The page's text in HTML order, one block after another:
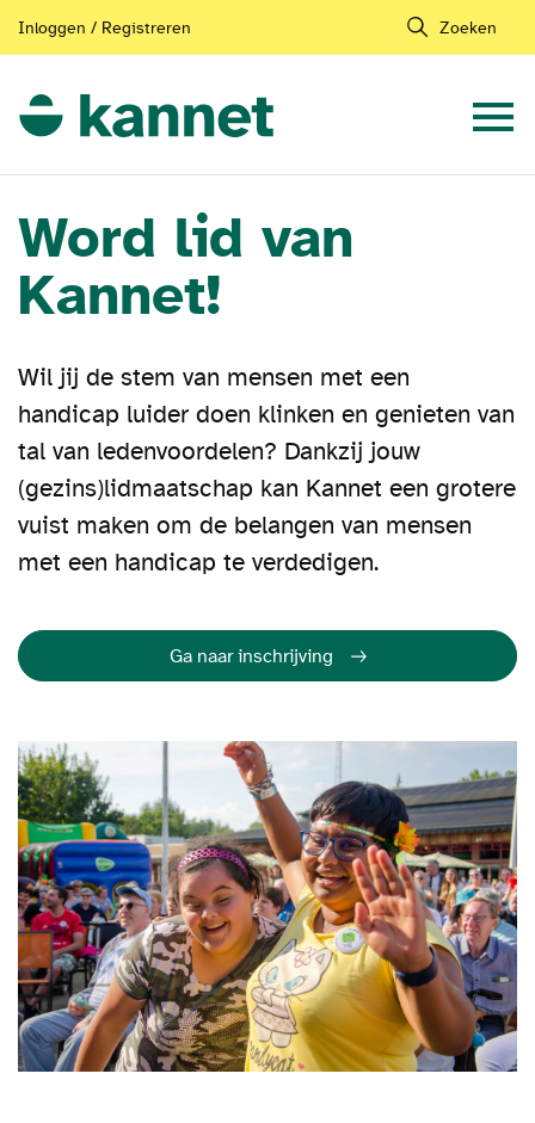
Inloggen / Registreren Zoeken
Word lid van
Kannet!
Wil jij de stem van mensen met een
handicap luider doen klinken en genieten van
tal van ledenvoordelen? Dankzij jouw
(gezins)lidmaatschap kan Kannet een grotere
vuist maken om de belangen van mensen
met een handicap te verdedigen.
Ga naar inschrijving